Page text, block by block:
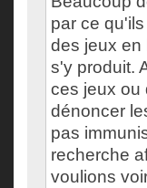
par ce
des jeux en
s'y produit.
ces jeux ou
dénoncer
pas
recherche
voulions